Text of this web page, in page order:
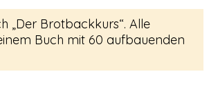
„Der Brotbackkurs“. Alle
Buch mit 60 aufbauenden